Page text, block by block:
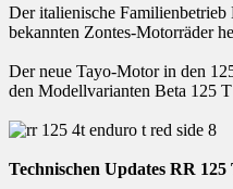
Der italienische
bekannten Zontes-Motorräder
Der neue Tayo-Motor in den
den Modellvarianten Beta 125
Technischen Updates RR 125